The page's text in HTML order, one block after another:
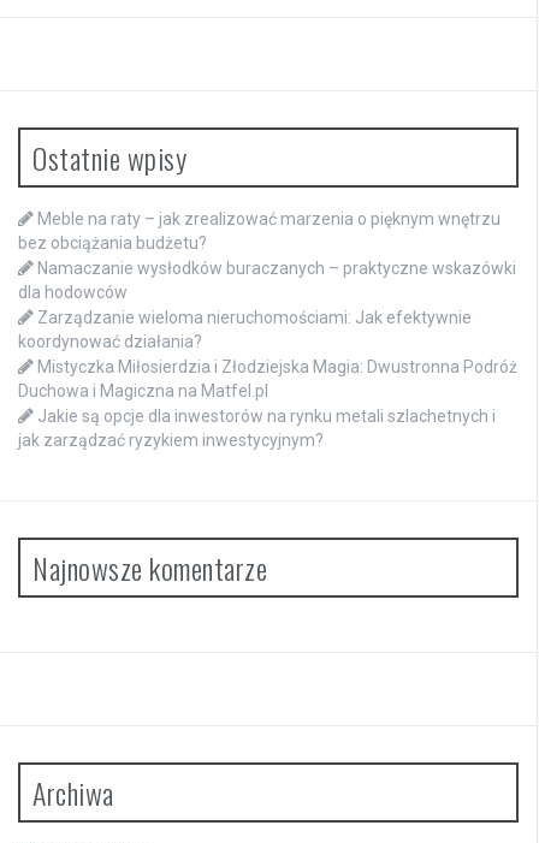
Ostatnie wpisy
Meble na raty – jak zrealizować marzenia o pięknym wnętrzu
bez obciążania budżetu?
Namaczanie wysłodków buraczanych – praktyczne wskazówki
dla hodowców
Zarządzanie wieloma nieruchomościami: Jak efektywnie
koordynować działania?
Mistyczka Miłosierdzia i Złodziejska Magia: Dwustronna Podróż
Duchowa i Magiczna na Matfel.pl
Jakie są opcje dla inwestorów na rynku metali szlachetnych i
jak zarządzać ryzykiem inwestycyjnym?
Najnowsze komentarze
Archiwa